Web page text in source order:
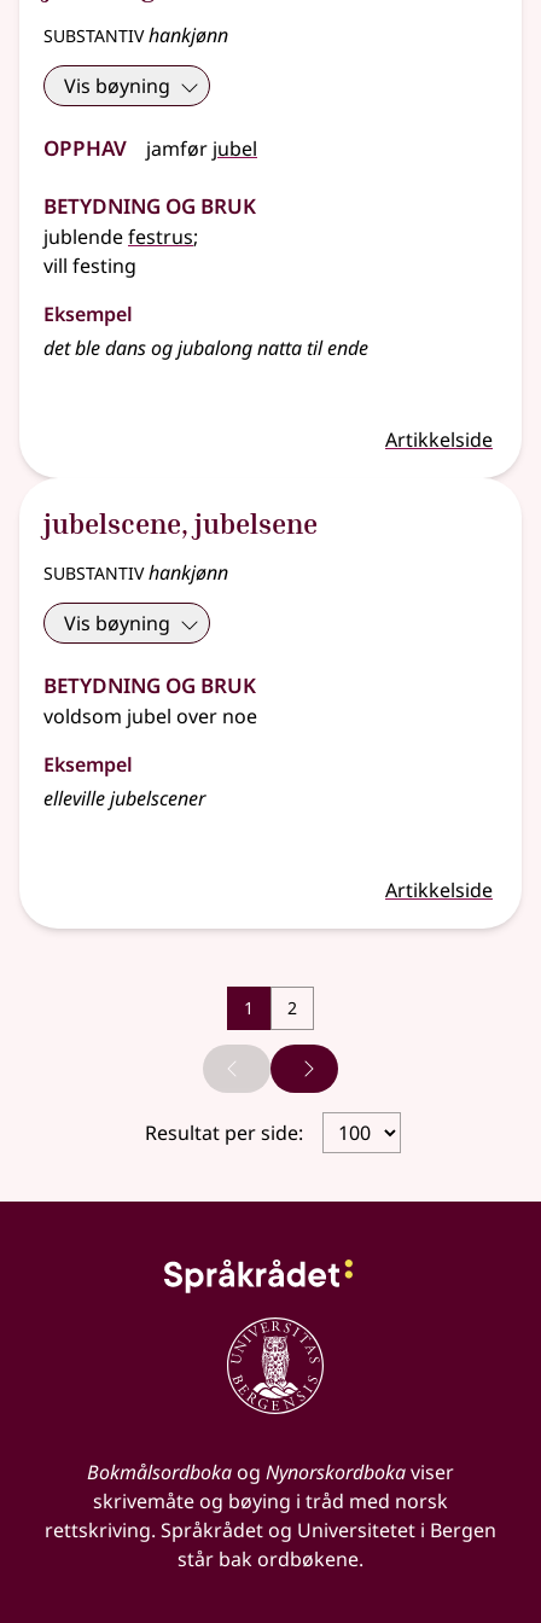
substantivhankjønn
Vis bøyning
Opphav jamfør jubel
Betydning og bruk
jublendefestrus;
vill festing
Eksempel
det ble dans ogjubalongnatta til ende
Artikkelside
jubelscene, jubelsene
substantivhankjønn
Vis bøyning
Betydning og bruk
voldsom jubel over noe
Eksempel
elleville jubelscener
Artikkelside
1 2
Forrige sideNeste side
Resultat per side:
Bokmålsordbokaog Nynorskordbokaviser
skrivemåte og bøying i tråd med norsk
rettskriving. Språkrådet og Universitetet i Bergen
står bak ordbøkene.